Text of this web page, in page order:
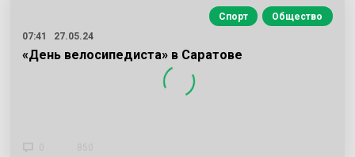
Спорт
Общество
07:41
27.05.24
«День велосипедиста» в Саратове